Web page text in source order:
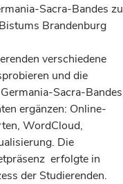
Sacra-Bandes zu
Brandenburg
verschiedene
und die
Sacra-Bandes
ergänzen: Online-
WordCloud,
Die
erfolgte in
der Studierenden.